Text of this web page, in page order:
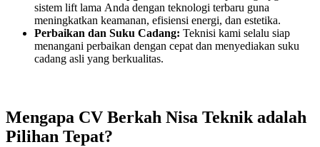
sistem lift lama Anda dengan teknologi terbaru guna
meningkatkan keamanan, efisiensi energi, dan estetika.
Perbaikan dan Suku Cadang: Teknisi kami selalu siap
menangani perbaikan dengan cepat dan menyediakan suku
cadang asli yang berkualitas.
Mengapa CV Berkah Nisa Teknik adalah
Pilihan Tepat?